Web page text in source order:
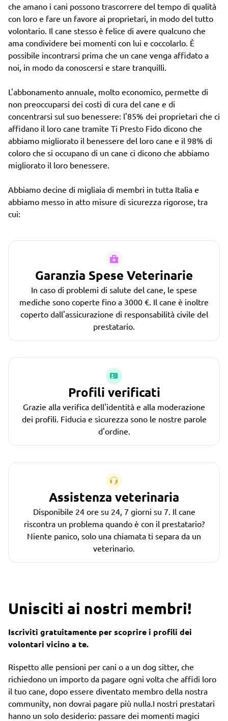
che amano i cani possono trascorrere del tempo di qualità
con loro e fare un favore ai proprietari, in modo del tutto
volontario. Il cane stesso è felice di avere qualcuno che
ama condividere bei momenti con lui e coccolarlo. È
possibile incontrarsi prima che un cane venga affidato a
noi, in modo da conoscersi e stare tranquilli.
L'abbonamento annuale, molto economico, permette di
non preoccuparsi dei costi di cura del cane e di
concentrarsi sul suo benessere: l'85% dei proprietari che ci
affidano il loro cane tramite Ti Presto Fido dicono che
abbiamo migliorato il benessere del loro cane e il 98% di
coloro che si occupano di un cane ci dicono che abbiamo
migliorato il loro benessere.
Abbiamo decine di migliaia di membri in tutta Italia e
abbiamo messo in atto misure di sicurezza rigorose, tra
cui:
Garanzia Spese Veterinarie
In caso di problemi di salute del cane, le spese
mediche sono coperte fino a 3000 €. Il cane è inoltre
coperto dall'assicurazione di responsabilità civile del
prestatario.
Profili verificati
Grazie alla verifica dell'identità e alla moderazione
dei profili. Fiducia e sicurezza sono le nostre parole
d'ordine.
Assistenza veterinaria
Disponibile 24 ore su 24, 7 giorni su 7. Il cane
riscontra un problema quando è con il prestatario?
Niente panico, solo una chiamata ti separa da un
veterinario.
Unisciti ai nostri membri!
Iscriviti gratuitamente per scoprire i profili dei
volontari vicino a te.
Rispetto alle pensioni per cani o a un dog sitter, che
richiedono un importo da pagare ogni volta che affidi loro
il tuo cane, dopo essere diventato membro della nostra
community, non dovrai pagare più nulla.I nostri prestatari
hanno un solo desiderio: passare dei momenti magici